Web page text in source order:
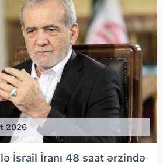
2026
İsrail İranı 48 saat ərzində